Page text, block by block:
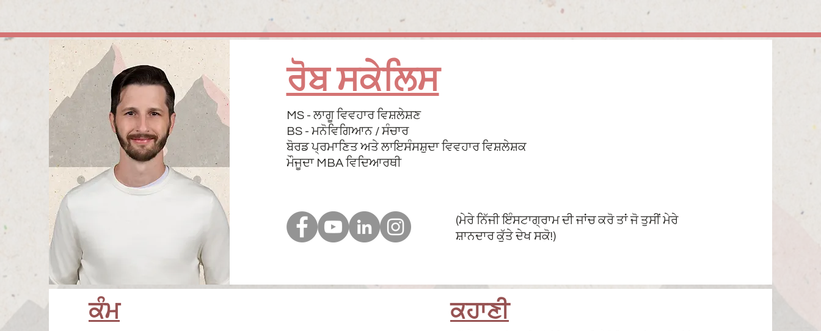
ਰੋਬ ਸਕੇਲਿਸ
MS - ਲਾਗੂ ਵਿਵਹਾਰ ਵਿਸ਼ਲੇਸ਼ਣ
BS - ਮਨੋਵਿਗਿਆਨ / ਸੰਚਾਰ
ਬੋਰਡ ਪ੍ਰਮਾਣਿਤ ਅਤੇ ਲਾਇਸੰਸਸ਼ੁਦਾ ਵਿਵਹਾਰ ਵਿਸ਼ਲੇਸ਼ਕ
ਮੌਜੂਦਾ MBA ਵਿਦਿਆਰਥੀ
(ਮੇਰੇ ਨਿੱਜੀ ਇੰਸਟਾਗ੍ਰਾਮ ਦੀ ਜਾਂਚ ਕਰੋ ਤਾਂ ਜੋ ਤੁਸੀਂ ਮੇਰੇ
ਸ਼ਾਨਦਾਰ ਕੁੱਤੇ ਦੇਖ ਸਕੋ!)
ਕੰਮ ਕਹਾਣੀ